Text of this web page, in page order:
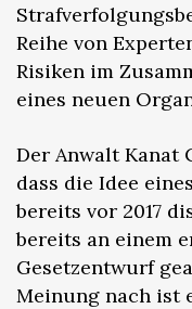
Reihe von
Risiken im
eines neuen
Der Anwalt Kanat
dass die Idee
bereits vor 2017
bereits an einem
Gesetzentwurf
Meinung nach ist